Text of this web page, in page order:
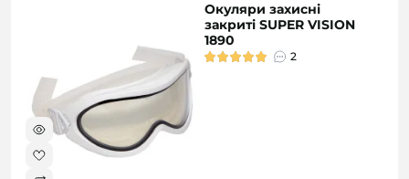
Окуляри захисні
закриті SUPER VISION
1890
2